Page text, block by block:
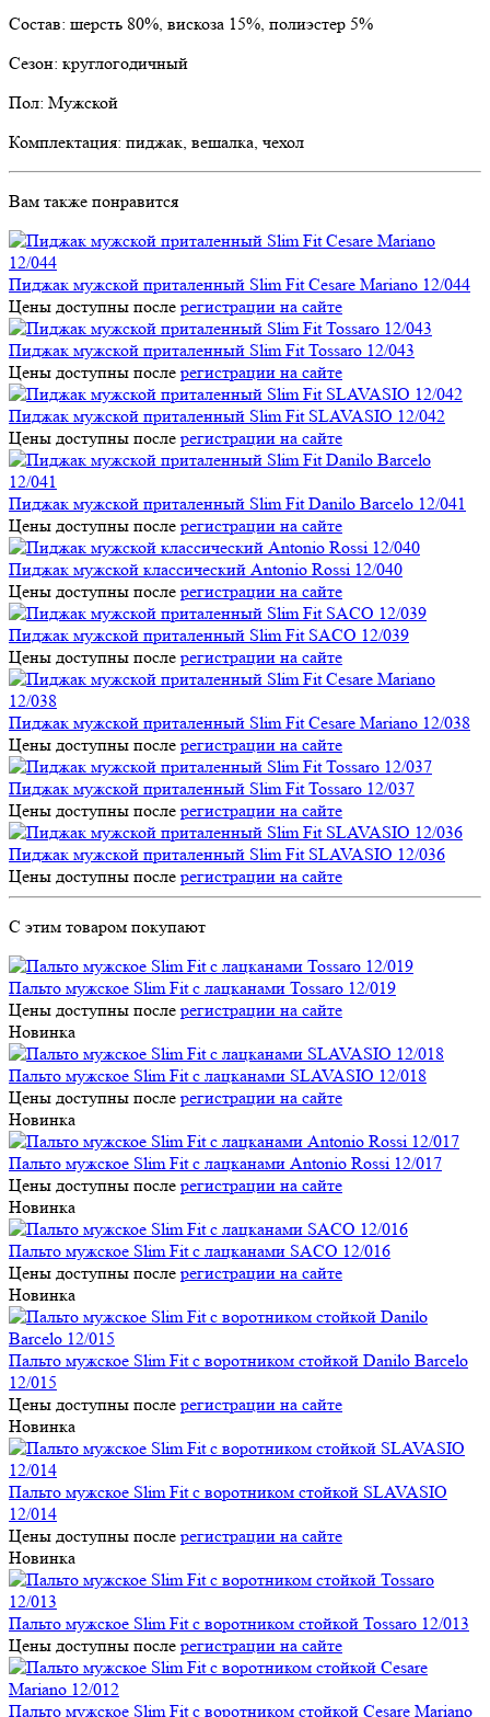
Состав: шерсть 80%, вискоза 15%, полиэстер 5%
Сезон: круглогодичный
Пол: Мужской
Комплектация: пиджак, вешалка, чехол
Вам также понравится
Пиджак мужской приталенный Slim Fit Cesare Mariano 12/044
Цены доступны после регистрации на сайте
Пиджак мужской приталенный Slim Fit Tossaro 12/043
Цены доступны после регистрации на сайте
Пиджак мужской приталенный Slim Fit SLAVASIO 12/042
Цены доступны после регистрации на сайте
Пиджак мужской приталенный Slim Fit Danilo Barcelo 12/041
Цены доступны после регистрации на сайте
Пиджак мужской классический Antonio Rossi 12/040
Цены доступны после регистрации на сайте
Пиджак мужской приталенный Slim Fit SACO 12/039
Цены доступны после регистрации на сайте
Пиджак мужской приталенный Slim Fit Cesare Mariano 12/038
Цены доступны после регистрации на сайте
Пиджак мужской приталенный Slim Fit Tossaro 12/037
Цены доступны после регистрации на сайте
Пиджак мужской приталенный Slim Fit SLAVASIO 12/036
Цены доступны после регистрации на сайте
С этим товаром покупают
Пальто мужское Slim Fit с лацканами Tossaro 12/019
Цены доступны после регистрации на сайте
Новинка
Пальто мужское Slim Fit с лацканами SLAVASIO 12/018
Цены доступны после регистрации на сайте
Новинка
Пальто мужское Slim Fit с лацканами Antonio Rossi 12/017
Цены доступны после регистрации на сайте
Новинка
Пальто мужское Slim Fit с лацканами SACO 12/016
Цены доступны после регистрации на сайте
Новинка
Пальто мужское Slim Fit с воротником стойкой Danilo Barcelo
12/015
Цены доступны после регистрации на сайте
Новинка
Пальто мужское Slim Fit с воротником стойкой SLAVASIO
12/014
Цены доступны после регистрации на сайте
Новинка
Пальто мужское Slim Fit с воротником стойкой Tossaro 12/013
Цены доступны после регистрации на сайте
Пальто мужское Slim Fit с воротником стойкой Cesare Mariano